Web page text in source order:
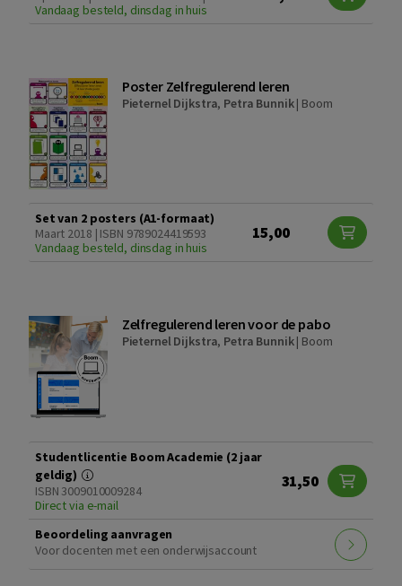
Vandaag besteld, dinsdag in huis
Poster Zelfregulerend leren
Pieternel Dijkstra, Petra Bunnik| Boom
Set van 2 posters (A1-formaat)
Maart 2018 | ISBN 9789024419593
Vandaag besteld, dinsdag in huis
15,00
Zelfregulerend leren voor de pabo
Pieternel Dijkstra, Petra Bunnik| Boom
Studentlicentie Boom Academie (2 jaar
geldig)
ISBN 3009010009284
Direct via e-mail
31,50
Beoordeling aanvragen
Voor docenten met een onderwijsaccount